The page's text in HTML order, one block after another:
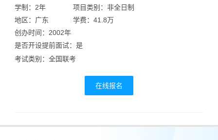
学制：2年
地区：广东
项目类别：非全日制
学费：41.8万
创办时间：2002年
是否开设提前面试：是
考试类别：全国联考
在线报名